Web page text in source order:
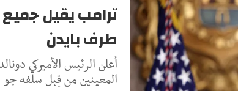
ترامب يقيل
طرف بايدن
أعلن الرئيس الأميركي
المعينين من قِبل سلفه